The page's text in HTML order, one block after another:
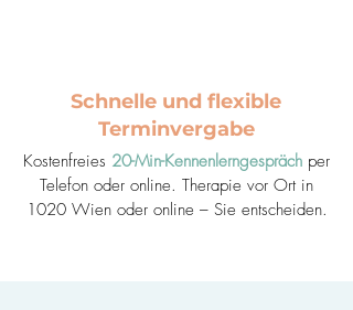
Schnelle und flexible
Terminvergabe
Kostenfreies 20-Min-Kennenlerngespräch per
Telefon oder online. Therapie vor Ort in
1020 Wien oder online – Sie entscheiden.